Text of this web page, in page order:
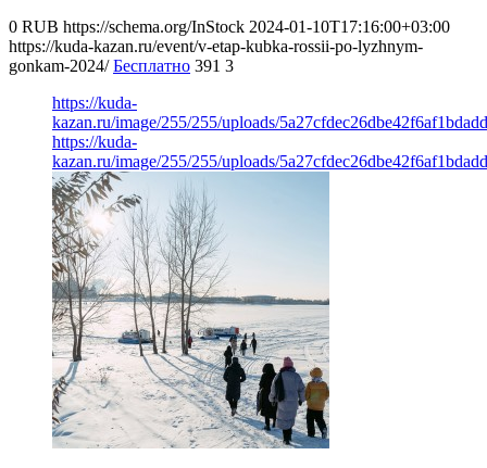
0 RUB https://schema.org/InStock 2024-01-10T17:16:00+03:00
https://kuda-kazan.ru/event/v-etap-kubka-rossii-po-lyzhnym-
gonkam-2024/ Бесплатно 391 3
https://kuda-
kazan.ru/image/255/255/uploads/
https://kuda-
kazan.ru/image/255/255/uploads/